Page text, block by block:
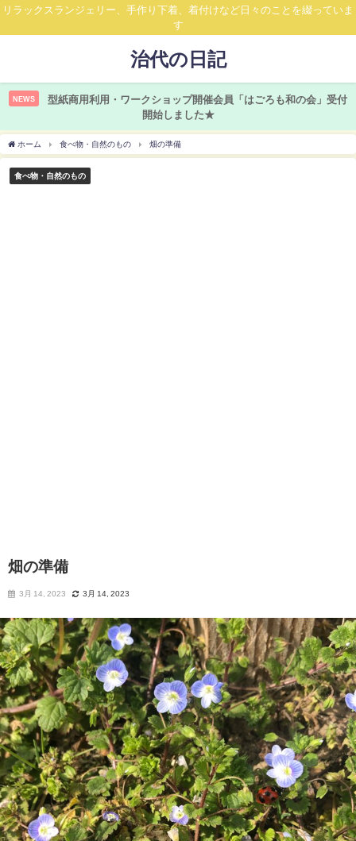
リラックスランジェリー、手作り下着、着付けなど日々のことを綴っていま
す
治代の日記
NEWS
型紙商用利用・ワークショップ開催会員「はごろも和の会」受付
開始しました★
ホーム 食べ物・自然のもの 畑の準備
食べ物・自然のもの
畑の準備
3月 14, 2023 3月 14, 2023